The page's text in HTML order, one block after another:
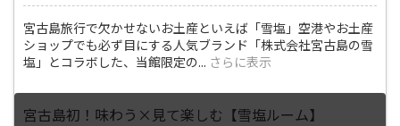
宮古島旅行で欠かせないお土産といえば「雪塩」空港やお土産
ショップでも必ず目にする人気ブランド「株式会社宮古島の雪
塩」とコラボした、当館限定の... さらに表示
宮古島初！味わう×見て楽しむ【雪塩ルーム】